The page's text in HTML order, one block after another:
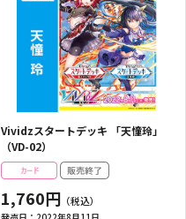
Vividzスタートデッキ 「天憧玲」
（VD-02）
1,760円